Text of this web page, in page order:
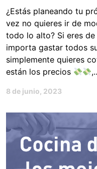
¿Estás planeando tu
vez no quieres ir de
todo lo alto? Si eres
importa gastar todos
simplemente quieres
están los precios
8 de junio, 2023